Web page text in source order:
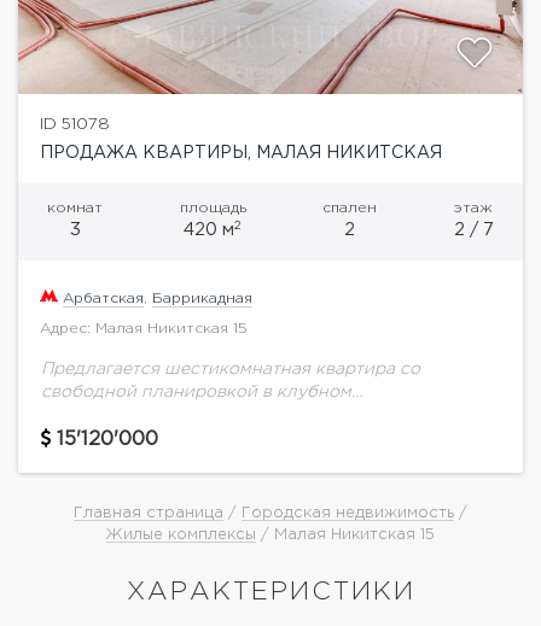
ID 51078
ПРОДАЖА КВАРТИРЫ, МАЛАЯ НИКИТСКАЯ
комнат
3
площадь
420 м2
спален
2
этаж
2 / 7
Арбатская Баррикадная
Адрес: Малая Никитская 15
Предлагается шестикомнатная квартира со
свободной планировкой в клубном
французскими панорамными окнами построен в
15'120'000
Главная страница / Городская недвижимость /
Жилые комплексы / Малая Никитская 15
ХАРАКТЕРИСТИКИ